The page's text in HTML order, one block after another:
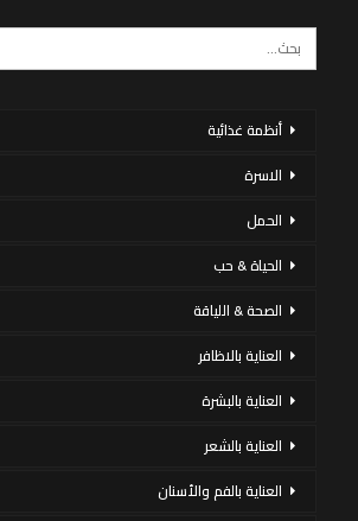
أنظمة غذائية
الاسرة
الحمل
الحياة & حب
الصحة & اللياقة
العناية بالاظافر
العناية بالبشرة
العناية بالشعر
العناية بالفم والأسنان